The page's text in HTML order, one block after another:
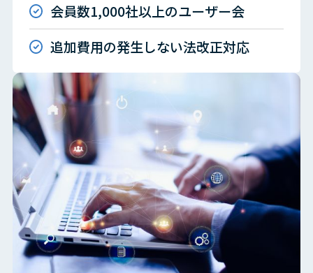
会員数1,000社以上のユーザー会
追加費用の発生しない法改正対応